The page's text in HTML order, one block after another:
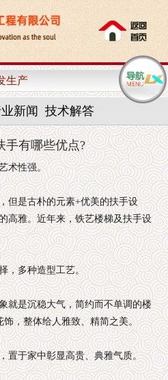
网站首页
产品中心
客户案例
新闻资讯
售后服务
联系我们
生产
新闻 技术解答
手有哪些优点?
术性强。
但是古朴的元素+优美的扶手设
高雅。近年来，铁艺楼梯及扶手设
，多种造型工艺。
就是沉稳大气，简约而不单调的楼
，整体给人雅致、精简之美。
置于家中彰显高贵、典雅气质。